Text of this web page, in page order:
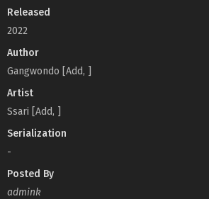
Released
2022
Author
Gangwondo [Add, ]
Artist
Ssari [Add, ]
Serialization
-
Posted By
admink